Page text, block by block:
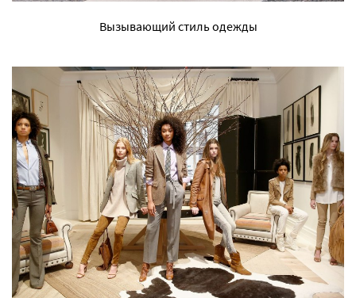
Вызывающий стиль одежды